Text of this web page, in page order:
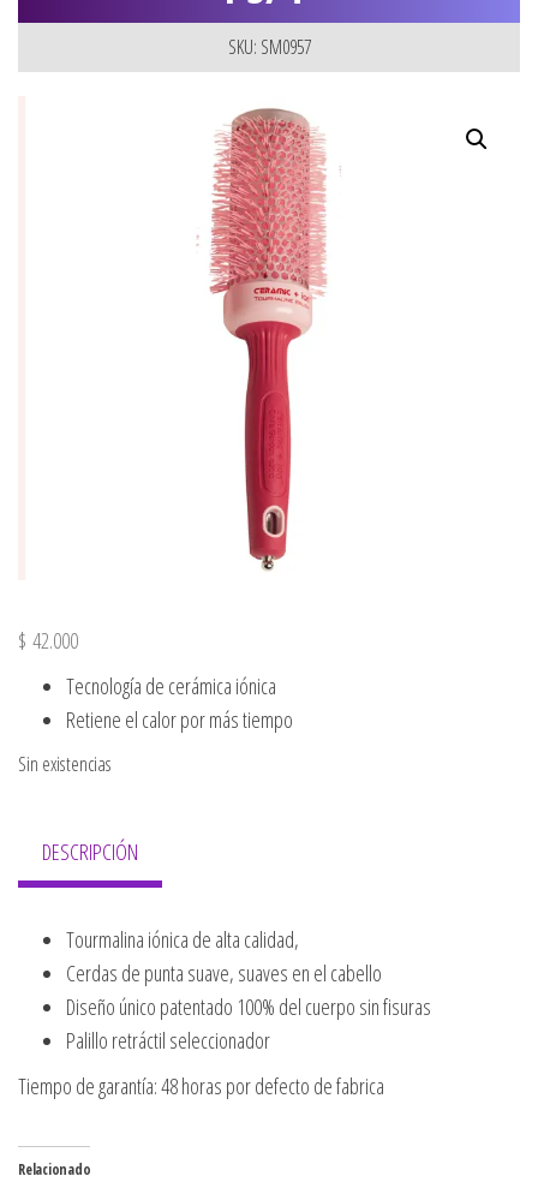
SKU: SM0957
$ 42.000
Tecnología de cerámica iónica
Retiene el calor por más tiempo
Sin existencias
DESCRIPCIÓN
Tourmalina iónica de alta calidad,
Cerdas de punta suave, suaves en el cabello
Diseño único patentado 100% del cuerpo sin fisuras
Palillo retráctil seleccionador
Tiempo de garantía: 48 horas por defecto de fabrica
Relacionado